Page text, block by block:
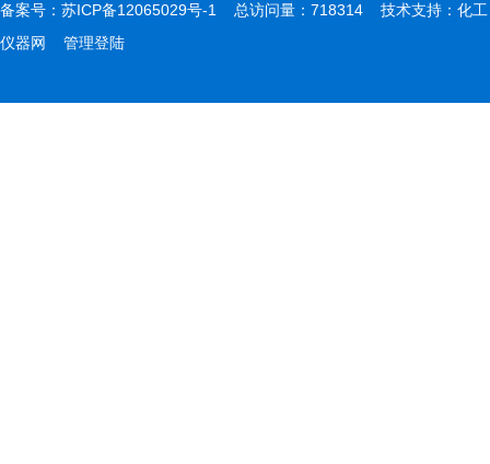
备案号： 苏ICP备12065029号-1 总访问量：718314 技术支持： 化工
仪器网
管理登陆